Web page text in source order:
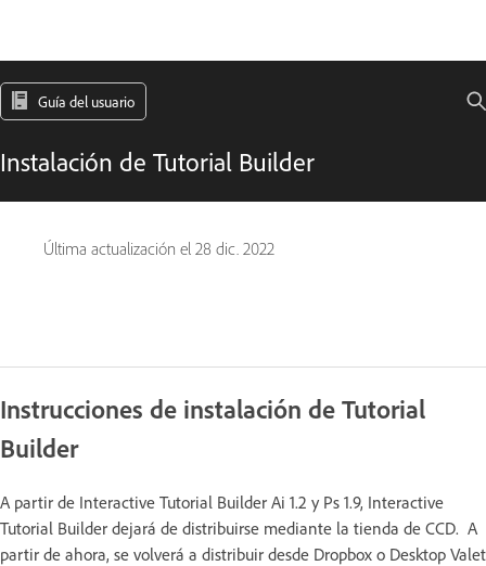
Guía del usuario
Instalación de Tutorial Builder
Última actualización el 28 dic. 2022
Instrucciones de instalación de Tutorial
Builder
A partir de Interactive Tutorial Builder Ai 1.2 y Ps 1.9, Interactive
Tutorial Builder dejará de distribuirse mediante la tienda de CCD. A
partir de ahora, se volverá a distribuir desde Dropbox o Desktop Valet